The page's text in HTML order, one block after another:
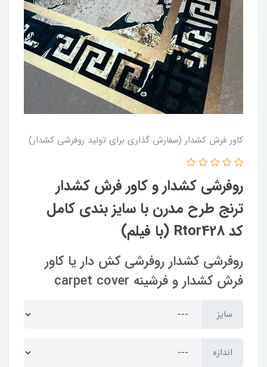
کاور فرش کشدار (سفارش گذاری برای تولید روفرشی کشدار)
روفرشی کشدار و کاور فرش کشدار
ترنج طرح مدرن با سایز بندی کامل
کد Rtor428 (با فیلم)
روفرشی کشدار روفرشی کش دار یا کاور
فرش کشدار و فرشینه carpet cover
سایز
اندازه